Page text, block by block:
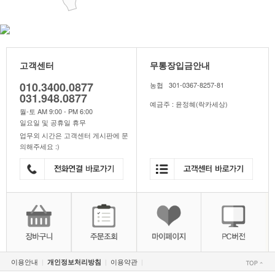
고객센터
010.3400.0877
031.948.0877
월-토 AM 9:00 - PM 6:00
일요일 및 공휴일 휴무
업무외 시간은 고객센터 게시판에 문
의해주세요 :)
무통장입금안내
농협 301-0367-8257-81
예금주 : 윤정혜(락카세상)
이용안내 | 개인정보처리방침 | 이용약관|